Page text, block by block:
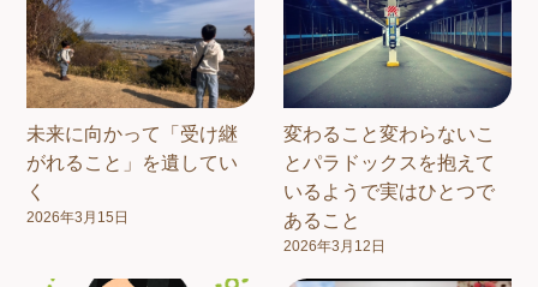
未来に向かって「受け継
がれること」を遺してい
く
2026年3月15日
変わること変わらないこ
とパラドックスを抱えて
いるようで実はひとつで
あること
2026年3月12日